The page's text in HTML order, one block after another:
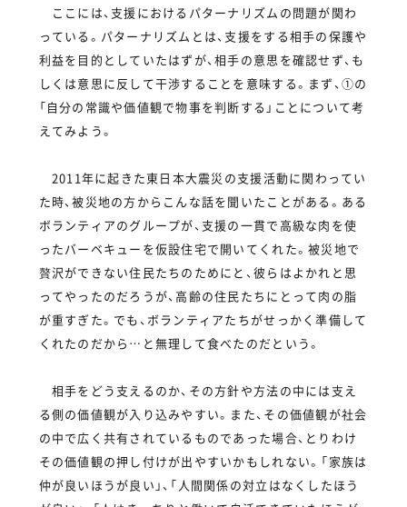
ここには、支援におけるパターナリズムの問題が関わ
っている。パターナリズムとは、支援をする相手の保護や
利益を目的としていたはずが、相手の意思を確認せず、も
しくは意思に反して干渉することを意味する。まず、①の
「自分の常識や価値観で物事を判断する」ことについて考
えてみよう。
2011年に起きた東日本大震災の支援活動に関わってい
た時、被災地の方からこんな話を聞いたことがある。ある
ボランティアのグループが、支援の一貫で高級な肉を使
ったバーベキューを仮設住宅で開いてくれた。被災地で
贅沢ができない住民たちのためにと、彼らはよかれと思
ってやったのだろうが、高齢の住民たちにとって肉の脂
が重すぎた。でも、ボランティアたちがせっかく準備して
くれたのだから…と無理して食べたのだという。
相手をどう支えるのか、その方針や方法の中には支え
る側の価値観が入り込みやすい。また、その価値観が社会
の中で広く共有されているものであった場合、とりわけ
その価値観の押し付けが出やすいかもしれない。「家族は
仲が良いほうが良い」、「人間関係の対立はなくしたほう